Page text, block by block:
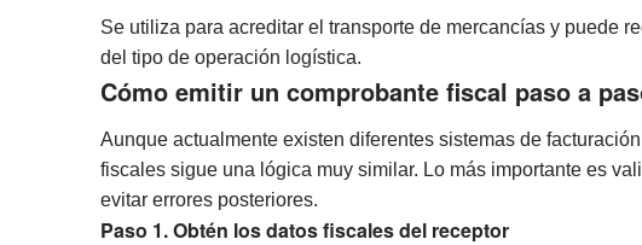
Se utiliza para acreditar el transporte de mercancías y puede
del tipo de operación logística.
Cómo emitir un comprobante fiscal paso a
Aunque actualmente existen diferentes sistemas de
fiscales sigue una lógica muy similar. Lo más importante es
evitar errores posteriores.
Paso 1. Obtén los datos fiscales del receptor